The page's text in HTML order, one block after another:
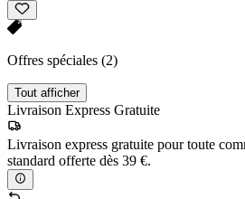
Offres spéciales (2)
Tout afficher
Livraison Express Gratuite
Livraison express gratuite pour toute
standard offerte dès 39 €.